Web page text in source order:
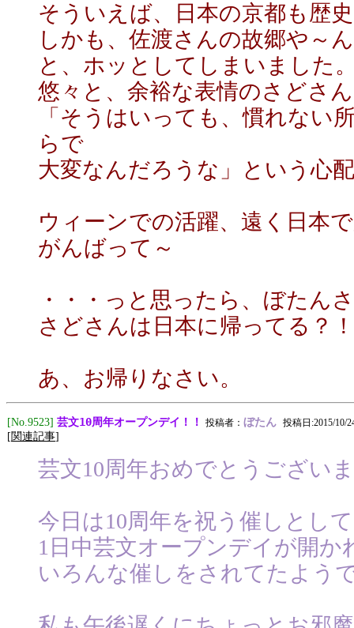
そういえば、日本の京都も歴
しかも、佐渡さんの故郷や～
と、ホッとしてしまいました
悠々と、余裕な表情のさどさ
「そうはいっても、慣れない
らで
大変なんだろうな」という心
ウィーンでの活躍、遠く日本
がんばって～
・・・っと思ったら、ぼたん
さどさんは日本に帰ってる？！
あ、お帰りなさい。
[No.9523] 芸文10周年オープンデイ！！ 投稿者： ぼたん 投稿日:2015/10/
[関連記事]
芸文10周年おめでとうござい
今日は10周年を祝う催しとして
1日中芸文オープンデイが開か
いろんな催しをされてたよう